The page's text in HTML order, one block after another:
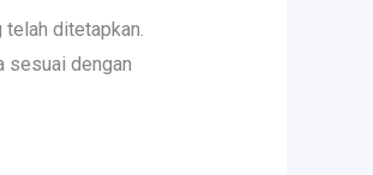
ditetapkan.
sesuai dengan